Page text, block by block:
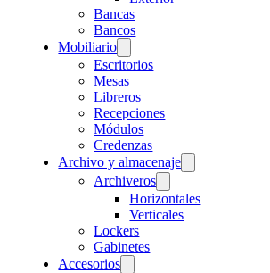
Bancas
Bancos
Mobiliario
Escritorios
Mesas
Libreros
Recepciones
Módulos
Credenzas
Archivo y almacenaje
Archiveros
Horizontales
Verticales
Lockers
Gabinetes
Accesorios